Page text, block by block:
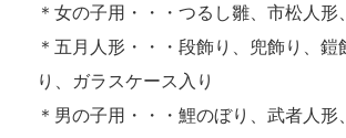
＊女の子用・・・つるし雛、市松人形
＊五月人形・・・段飾り、兜飾り、鎧
り、ガラスケース入り
＊男の子用・・・鯉のぼり、武者人形